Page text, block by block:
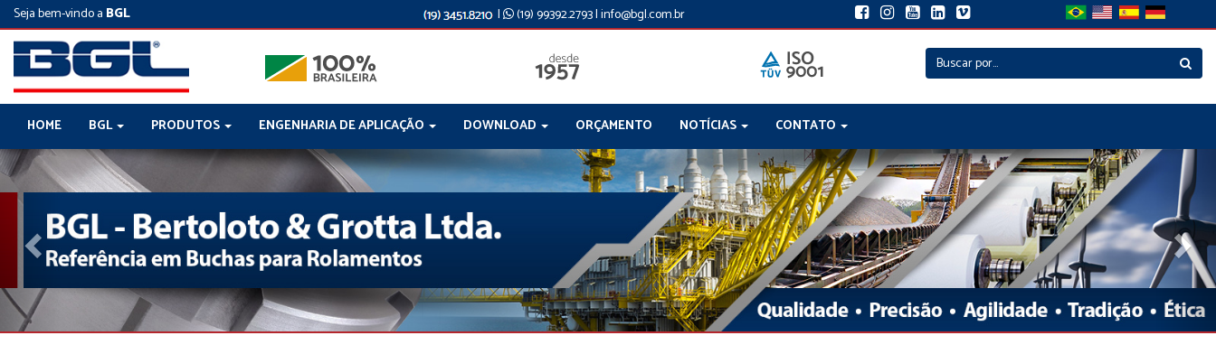
Seja bem-vindo a BGL | (19) 99392.2793|info@bgl.com.br
HOME BGL PRODUTOS ENGENHARIA DE APLICAÇÃO DOWNLOAD ORÇAMENTO NOTÍCIAS CONTATO
Previous